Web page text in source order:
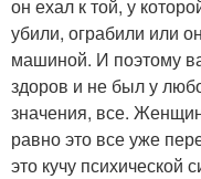
он ехал к той, у
убили, ограбили или
машиной. И поэтому
здоров и не был у
значения, все.
равно это все уже
это кучу психической